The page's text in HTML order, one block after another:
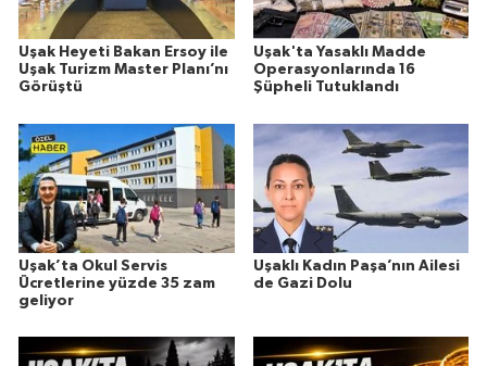
Uşak Heyeti Bakan Ersoy ile
Uşak Turizm Master Planı’nı
Görüştü
Uşak'ta Yasaklı Madde
Operasyonlarında 16
Şüpheli Tutuklandı
Uşak’ta Okul Servis
Ücretlerine yüzde 35 zam
geliyor
Uşaklı Kadın Paşa’nın Ailesi
de Gazi Dolu